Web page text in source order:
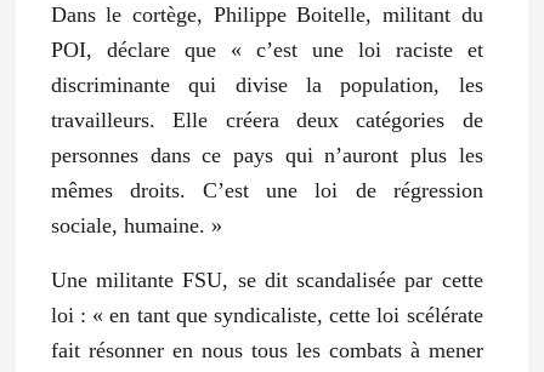
Dans le cortège, Philippe Boitelle, militant du
POI, déclare que « c’est une loi raciste et
discriminante qui divise la population, les
travailleurs. Elle créera deux catégories de
personnes dans ce pays qui n’auront plus les
mêmes droits. C’est une loi de régression
sociale, humaine. »
Une militante FSU, se dit scandalisée par cette
loi : « en tant que syndicaliste, cette loi scélérate
fait résonner en nous tous les combats à mener